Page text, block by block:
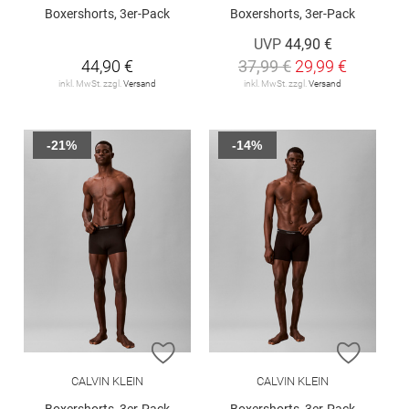
Boxershorts, 3er-Pack
44,90 €
inkl. MwSt. zzgl. Versand
Boxershorts, 3er-Pack
UVP 44,90 €
37,99 € 29,99 €
inkl. MwSt. zzgl. Versand
ZUR WUNSCHLISTE HINZUFÜGEN
CALVIN KLEIN
-21%
ZUR
CALVIN KLEIN
-14%